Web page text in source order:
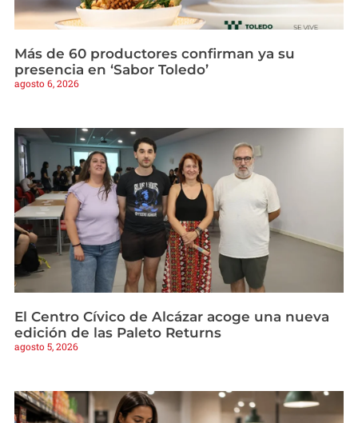
Más de 60 productores confirman ya su
presencia en ‘Sabor Toledo’
agosto 6, 2026
El Centro Cívico de Alcázar acoge una nueva
edición de las Paleto Returns
agosto 5, 2026